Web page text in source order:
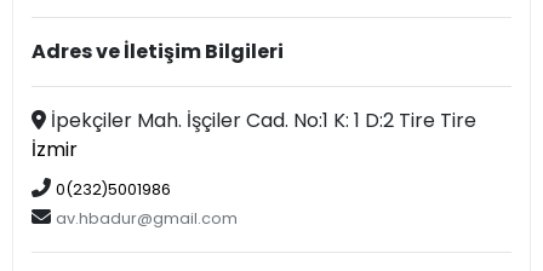
Adres ve İletişim Bilgileri
İpekçiler Mah. İşçiler Cad. No:1 K: 1 D:2 Tire Tire
İzmir
0(232)5001986
av.hbadur@gmail.com